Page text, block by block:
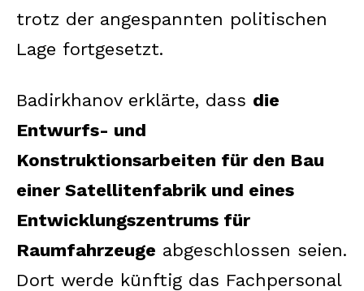
trotz der angespannten politischen
Lage fortgesetzt.
Badirkhanov erklärte, dass die
Entwurfs- und
Konstruktionsarbeiten für den Bau
einer Satellitenfabrik und eines
Entwicklungszentrums für
Raumfahrzeuge abgeschlossen seien.
Dort werde künftig das Fachpersonal